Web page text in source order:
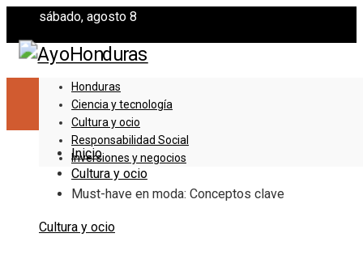
sábado, agosto 8
Honduras
Ciencia y tecnología
Cultura y ocio
Responsabilidad Social
Inversiones y negocios
Inicio
Cultura y ocio
Must-have en moda: Conceptos clave
Cultura y ocio